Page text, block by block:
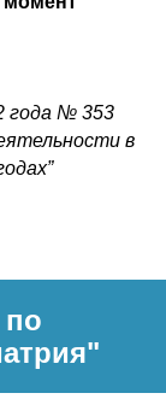
года № 353
в
по